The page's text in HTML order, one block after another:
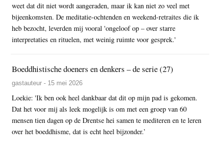
weet dat dit niet wordt aangeraden, maar ik kan niet zo veel met
bijeenkomsten. De meditatie-ochtenden en weekend-retraites die ik
heb bezocht, leverden mij vooral 'ongeloof op – over starre
interpretaties en rituelen, met weinig ruimte voor gesprek.'
Boeddhistische doeners en denkers – de serie (27)
gastauteur - 15 mei 2026
Loekie: 'Ik ben ook heel dankbaar dat dit op mijn pad is gekomen.
Dat het voor mij als leek mogelijk is om met een groep van 60
mensen tien dagen op de Drentse hei samen te mediteren en te leren
over het boeddhisme, dat is echt heel bijzonder.’